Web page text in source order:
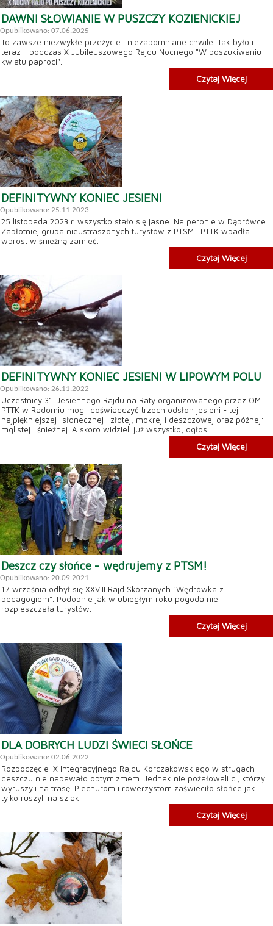
DAWNI SŁOWIANIE W PUSZCZY KOZIENICKIEJ
Opublikowano: 07.06.2025
To zawsze niezwykłe przeżycie i niezapomniane chwile. Tak było i
teraz - podczas X Jubileuszowego Rajdu Nocnego "W poszukiwaniu
kwiatu paproci".
Czytaj Więcej
DEFINITYWNY KONIEC JESIENI
Opublikowano: 25.11.2023
25 listopada 2023 r. wszystko stało się jasne. Na peronie w Dąbrówce
Zabłotniej grupa nieustraszonych turystów z PTSM I PTTK wpadła
wprost w śnieżną zamieć.
Czytaj Więcej
DEFINITYWNY KONIEC JESIENI W LIPOWYM POLU
Opublikowano: 26.11.2022
Uczestnicy 31. Jesiennego Rajdu na Raty organizowanego przez OM
PTTK w Radomiu mogli doświadczyć trzech odsłon jesieni - tej
najpiękniejszej: słonecznej i złotej, mokrej i deszczowej oraz późnej:
mglistej i śnieżnej. A skoro widzieli już wszystko, ogłosil
Czytaj Więcej
Deszcz czy słońce - wędrujemy z PTSM!
Opublikowano: 20.09.2021
17 września odbył się XXVIII Rajd Skórzanych "Wędrówka z
pedagogiem". Podobnie jak w ubiegłym roku pogoda nie
rozpieszczała turystów.
Czytaj Więcej
DLA DOBRYCH LUDZI ŚWIECI SŁOŃCE
Opublikowano: 02.06.2022
Rozpoczęcie IX Integracyjnego Rajdu Korczakowskiego w strugach
deszczu nie napawało optymizmem. Jednak nie pożałowali ci, którzy
wyruszyli na trasę. Piechurom i rowerzystom zaświeciło słońce jak
tylko ruszyli na szlak.
Czytaj Więcej